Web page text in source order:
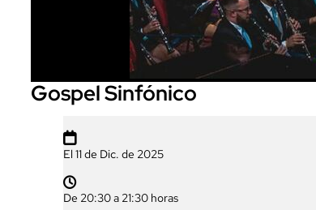
Gospel Sinfónico

El 11 de Dic. de 2025

De 20:30 a 21:30 horas